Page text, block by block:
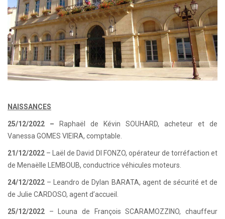
NAISSANCES
25/12/2022 – Raphaël de Kévin SOUHARD, acheteur et de
Vanessa GOMES VIEIRA, comptable.
21/12/2022 – Laël de David DI FONZO, opérateur de torréfaction et
de Menaëlle LEMBOUB, conductrice véhicules moteurs.
24/12/2022 – Leandro de Dylan BARATA, agent de sécurité et de
de Julie CARDOSO, agent d’accueil.
25/12/2022 – Louna de François SCARAMOZZINO, chauffeur